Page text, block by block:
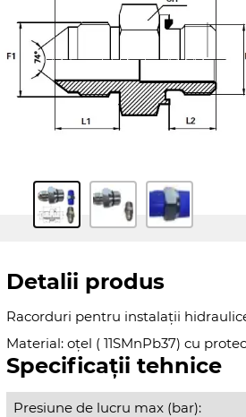
Detalii produs
Racorduri pentru instalații
Material: oțel ( 11SMnPb37) cu
Specificații tehnice
Presiune de lucru max (bar):